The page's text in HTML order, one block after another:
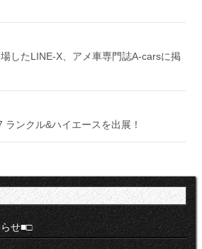
したLINE-X、アメ車専門誌A-carsに掲
ンクル&ハイエースを出展！
せ■□